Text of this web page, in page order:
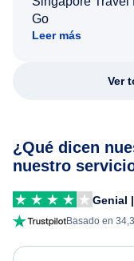
Go
Leer más
Ver
¿Qué dicen
nuestro
Genial
Basado en